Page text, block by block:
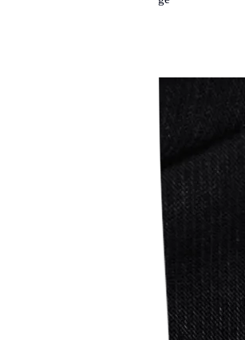
bei unserem Partner.
Amazon entdecken »